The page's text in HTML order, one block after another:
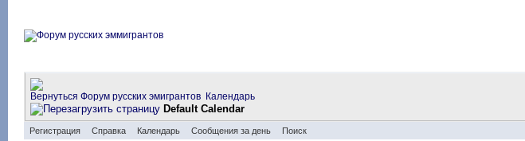
Форум русских эмигрантов Календарь
Default Calendar
Регистрация Справка Календарь Сообщения за день Поиск